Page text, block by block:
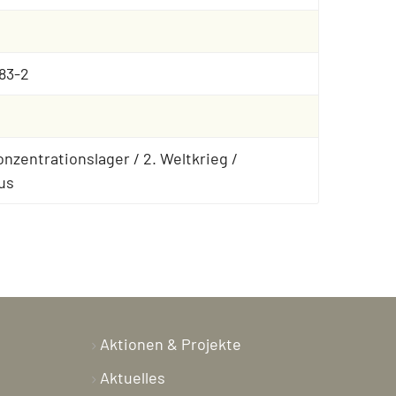
2
/ 2. Weltkrieg /
Aktionen & Projekte
Aktuelles